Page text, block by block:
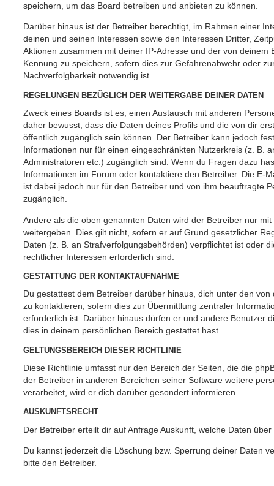
speichern, um das Board betreiben und anbieten zu können.
Darüber hinaus ist der Betreiber berechtigt, im Rahmen einer
deinen und seinen Interessen sowie den Interessen Dritter,
Aktionen zusammen mit deiner IP-Adresse und der von deinem
Kennung zu speichern, sofern dies zur Gefahrenabwehr oder
Nachverfolgbarkeit notwendig ist.
REGELUNGEN BEZÜGLICH DER WEITERGABE DEINER DATEN
Zweck eines Boards ist es, einen Austausch mit anderen
daher bewusst, dass die Daten deines Profils und die von dir
öffentlich zugänglich sein können. Der Betreiber kann jedoch
Informationen nur für einen eingeschränkten Nutzerkreis (z. B.
Administratoren etc.) zugänglich sind. Wenn du Fragen dazu
Informationen im Forum oder kontaktiere den Betreiber. Die E-
ist dabei jedoch nur für den Betreiber und von ihm beauftragte
zugänglich.
Andere als die oben genannten Daten wird der Betreiber nur
weitergeben. Dies gilt nicht, sofern er auf Grund gesetzlicher
Daten (z. B. an Strafverfolgungsbehörden) verpflichtet ist oder
rechtlicher Interessen erforderlich sind.
GESTATTUNG DER KONTAKTAUFNAHME
Du gestattest dem Betreiber darüber hinaus, dich unter den
zu kontaktieren, sofern dies zur Übermittlung zentraler
erforderlich ist. Darüber hinaus dürfen er und andere Benutzer
dies in deinem persönlichen Bereich gestattet hast.
GELTUNGSBEREICH DIESER RICHTLINIE
Diese Richtlinie umfasst nur den Bereich der Seiten, die die
der Betreiber in anderen Bereichen seiner Software weitere
verarbeitet, wird er dich darüber gesondert informieren.
AUSKUNFTSRECHT
Der Betreiber erteilt dir auf Anfrage Auskunft, welche Daten
Du kannst jederzeit die Löschung bzw. Sperrung deiner Daten
bitte den Betreiber.